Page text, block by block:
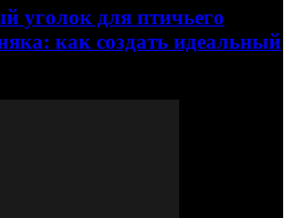
уголок для птичьего
как создать идеальный